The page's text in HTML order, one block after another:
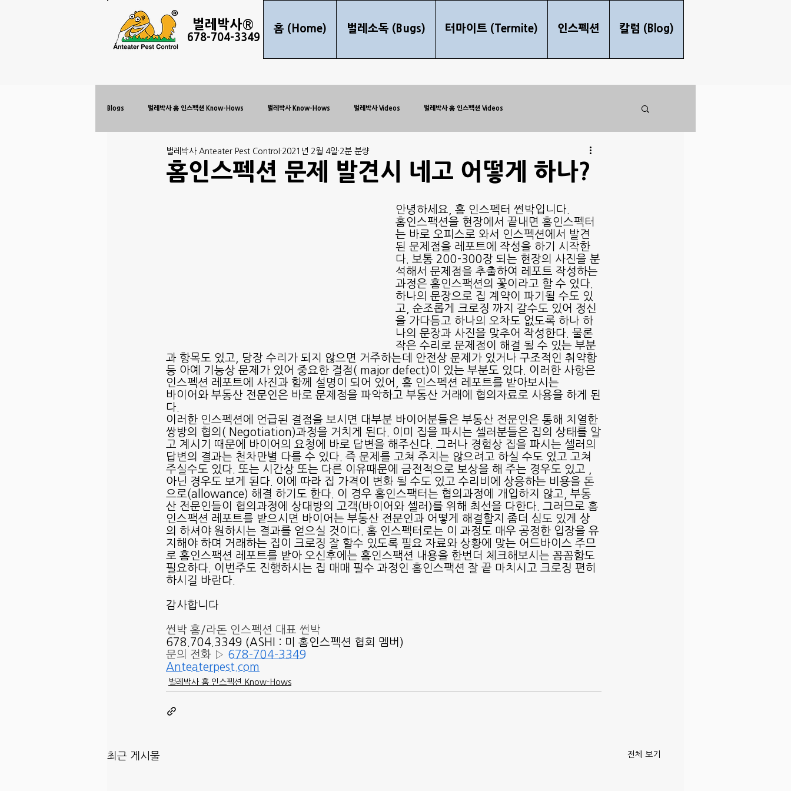
벌레 박사®
678-704-3349
홈 (Home) 벌레소독 (Bugs) 터마이트 (Termite) 인스펙션 칼럼 (Blog)
Blogs 벌레박사 홈 인스펙션 Know-Hows 벌레박사 Know-Hows 벌레박사 Videos 벌레박사 홈 인스펙션 Videos
홈인스펙션 문제 발견시 네고 어떻게 하나?
벌레박사 Anteater Pest Control 2021년 2월 4일 2분 분량
안녕하세요, 홈 인스펙터 썬박입니다.
홈인스팩션을 현장에서 끝내면 홈인스펙터
는 바로 오피스로 와서 인스펙션에서 발견
된 문제점을 레포트에 작성을 하기 시작한
다. 보통 200-300장 되는 현장의 사진을 분
석해서 문제점을 추출하여 레포트 작성하는
과정은 홈인스팩션의 꽃이라고 할 수 있다.
하나의 문장으로 집 계약이 파기될 수도 있
고, 순조롭게 크로징 까지 갈수도 있어 정신
을 가다듬고 하나의 오차도 없도록 하나 하
나의 문장과 사진을 맞추어 작성한다. 물론
작은 수리로 문제점이 해결 될 수 있는 부분
과 항목도 있고, 당장 수리가 되지 않으면 거주하는데 안전상 문제가 있거나 구조적인 취약함
등 아예 기능상 문제가 있어 중요한 결점( major defect)이 있는 부분도 있다. 이러한 사항은
인스펙션 레포트에 사진과 함께 설명이 되어 있어, 홈 인스펙션 레포트를 받아보시는
바이어와 부동산 전문인은 바로 문제점을 파악하고 부동산 거래에 협의자료로 사용을 하게 된
다.
이러한 인스펙션에 언급된 결점을 보시면 대부분 바이어분들은 부동산 전문인은 통해 치열한
쌍방의 협의( Negotiation)과정을 거치게 된다. 이미 집을 파시는 셀러분들은 집의 상태를 알
고 계시기 때문에 바이어의 요청에 바로 답변을 해주신다. 그러나 경험상 집을 파시는 셀러의
답변의 결과는 천차만별 다를 수 있다. 즉 문제를 고쳐 주지는 않으려고 하실 수도 있고 고쳐
주실수도 있다. 또는 시간상 또는 다른 이유때문에 금전적으로 보상을 해 주는 경우도 있고 ,
아닌 경우도 보게 된다. 이에 따라 집 가격이 변화 될 수도 있고 수리비에 상응하는 비용을 돈
으로(allowance) 해결 하기도 한다. 이 경우 홈인스팩터는 협의과정에 개입하지 않고, 부동
산 전문인들이 협의과정에 상대방의 고객(바이어와 셀러)를 위해 최선을 다한다. 그러므로 홈
인스팩션 레포트를 받으시면 바이어는 부동산 전문인과 어떻게 해결할지 좀더 심도 있게 상
의 하셔야 원하시는 결과를 얻으실 것이다. 홈 인스펙터로는 이 과정도 매우 공정한 입장을 유
지해야 하며 거래하는 집이 크로징 잘 할수 있도록 필요 자료와 상황에 맞는 어드바이스 주므
로 홈인스팩션 레포트를 받아 오신후에는 홈인스팩션 내용을 한번더 체크해보시는 꼼꼼함도
필요하다. 이번주도 진행하시는 집 매매 필수 과정인 홈인스팩션 잘 끝 마치시고 크로징 편히
하시길 바란다.
감사합니다
썬박 홈/라돈 인스펙션 대표 썬박
678.704.3349 (ASHI : 미 홈인스펙션 협회 멤버)
문의 전화 ▷ 678-704-3349
Anteaterpest.com
벌레박사 홈 인스펙션 Know-Hows
최근 게시물 전체 보기